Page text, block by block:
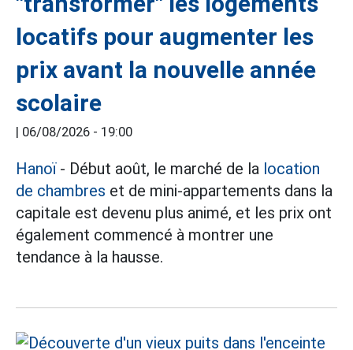
locatifs pour augmenter les
prix avant la nouvelle année
scolaire
06/08/2026 - 19:00
Hanoï- Début août, le marché de la location
de chambres et de mini-appartements dans la
capitale est devenu plus animé, et les prix ont
également commencé à montrer une
tendance à la hausse.